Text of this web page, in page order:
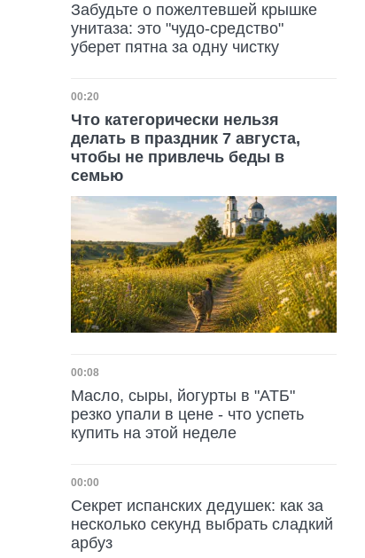
Забудьте о пожелтевшей крышке
унитаза: это "чудо-средство"
уберет пятна за одну чистку
Дата публикации
00:20
Что категорически нельзя
делать в праздник 7 августа,
чтобы не привлечь беды в
семью
Дата публикации
00:08
Масло, сыры, йогурты в "АТБ"
резко упали в цене - что успеть
купить на этой неделе
Дата публикации
00:00
Секрет испанских дедушек: как за
несколько секунд выбрать сладкий
арбуз